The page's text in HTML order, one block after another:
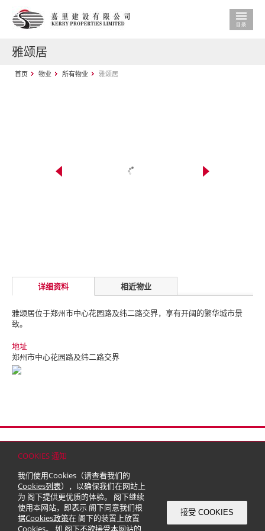
COOKIES 通知
我们使用Cookies（请查看我们的
Cookies列表），以确保我们在网站上
为 阁下提供更优质的体验。 阁下继续
使用本网站，即表示 阁下同意我们根
据Cookies政策在 阁下的装置上放置
Cookies。 如 阁下不欲接受本网站的
接受 COOKIES
雅颂居
首页 物业 所有物业 雅颂居
详细资料 相近物业
雅颂居位于郑州市中心花园路及纬二路交界，享有开阔的繁华城市景
致。
地址
郑州市中心花园路及纬二路交界
© 2026 嘉里建设有限公司 (于百慕达注册成立之有限公司)